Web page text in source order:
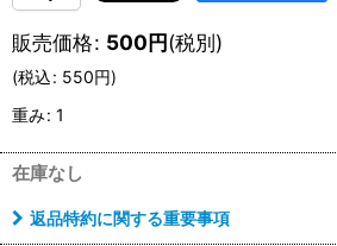
販売価格: 500円(税別)
(税込: 550円)
重み: 1
在庫なし
返品特約に関する重要事項